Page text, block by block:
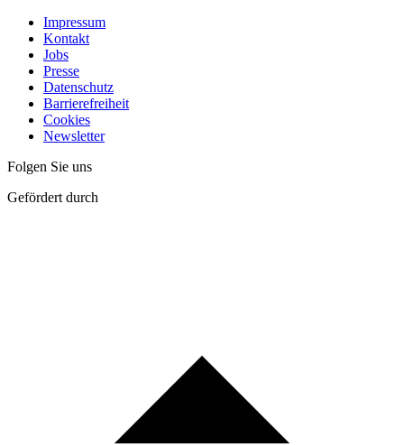
Impressum
Kontakt
Jobs
Presse
Datenschutz
Barrierefreiheit
Cookies
Newsletter
Folgen Sie uns
Gefördert durch